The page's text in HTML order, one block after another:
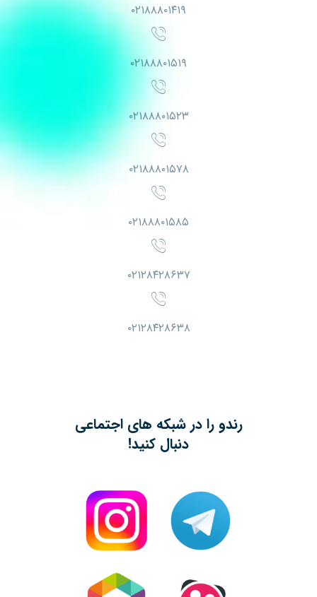
۰۲۱۸۸۸۰۱۴۱۹
۰۲۱۸۸۸۰۱۵۱۹
۰۲۱۸۸۸۰۱۵۲۳
۰۲۱۸۸۸۰۱۵۷۸
۰۲۱۸۸۸۰۱۵۸۵
۰۲۱۲۸۴۲۸۶۳۷
۰۲۱۲۸۴۲۸۶۳۸
رندو را در شبکه های اجتماعی
دنبال کنید!